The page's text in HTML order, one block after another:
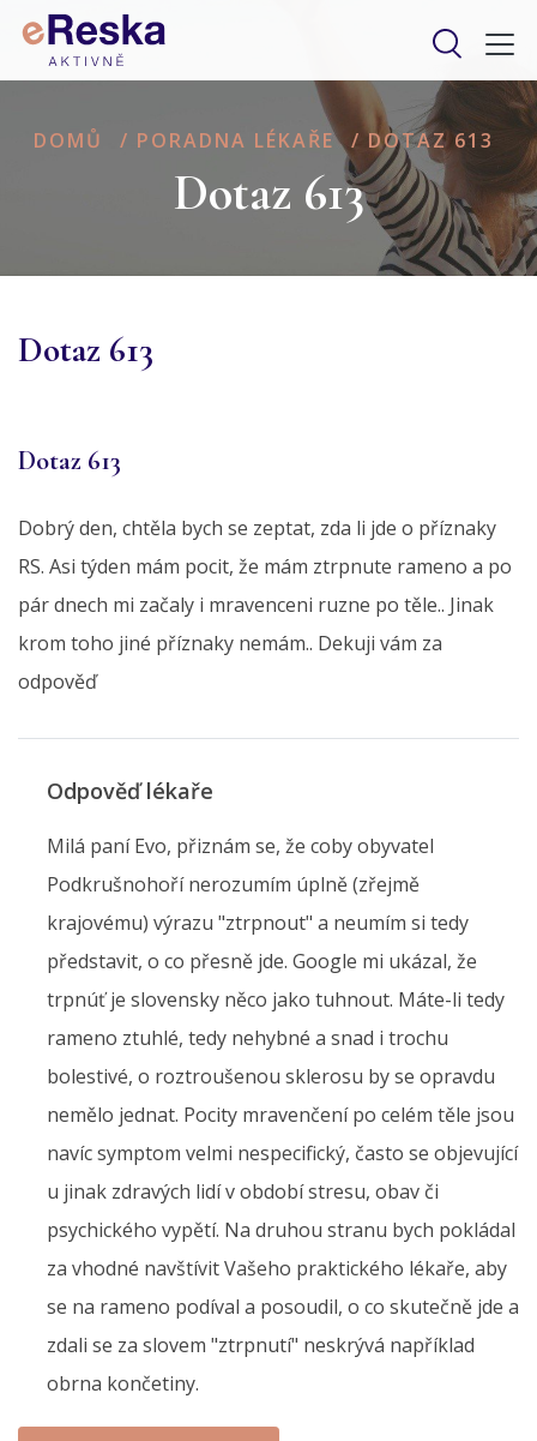
DOMŮ / PORADNA LÉKAŘE / DOTAZ 613
Dotaz 613
Dotaz 613
Dotaz 613
Dobrý den, chtěla bych se zeptat, zda li jde o příznaky
RS. Asi týden mám pocit, že mám ztrpnute rameno a po
pár dnech mi začaly i mravenceni ruzne po těle.. Jinak
krom toho jiné příznaky nemám.. Dekuji vám za
odpověď
Odpověď lékaře
Milá paní Evo, přiznám se, že coby obyvatel
Podkrušnohoří nerozumím úplně (zřejmě
krajovému) výrazu "ztrpnout" a neumím si tedy
představit, o co přesně jde. Google mi ukázal, že
trpnúť je slovensky něco jako tuhnout. Máte-li tedy
rameno ztuhlé, tedy nehybné a snad i trochu
bolestivé, o roztroušenou sklerosu by se opravdu
nemělo jednat. Pocity mravenčení po celém těle jsou
navíc symptom velmi nespecifický, často se objevující
u jinak zdravých lidí v období stresu, obav či
psychického vypětí. Na druhou stranu bych pokládal
za vhodné navštívit Vašeho praktického lékaře, aby
se na rameno podíval a posoudil, o co skutečně jde a
zdali se za slovem "ztrpnutí" neskrývá například
obrna končetiny.